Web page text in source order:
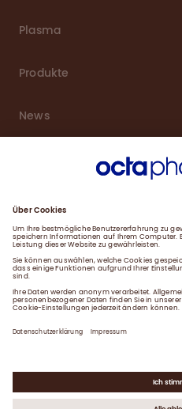
Plasma
Produkte
News
Downloads
Kontakt Impressum